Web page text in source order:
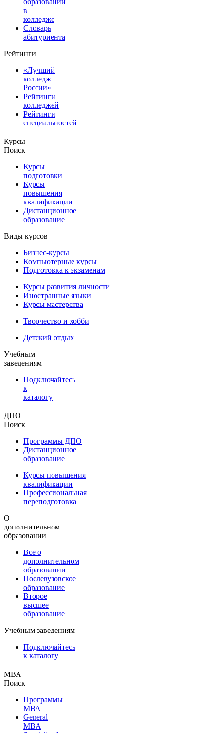
в
колледже
Словарь
абитуриента
Рейтинги
«Лучший
колледж
России»
Рейтинги
колледжей
Рейтинги
специальностей
Курсы
Поиск
Курсы
подготовки
Курсы
повышения
квалификации
Дистанционное
образование
Виды курсов
Бизнес-курсы
Компьютерные курсы
Подготовка к экзаменам
Курсы развития личности
Иностранные языки
Курсы мастерства
Творчество и хобби
Детский отдых
Учебным
заведениям
Подключайтесь
к
каталогу
ДПО
Поиск
Программы ДПО
Дистанционное
образование
Курсы повышения
квалификации
Профессиональная
переподготовка
О
дополнительном
образовании
Все о
дополнительном
образовании
Послевузовское
образование
Второе
высшее
образование
Учебным заведениям
Подключайтесь
к каталогу
МВА
Поиск
Программы
МВА
General
MBA